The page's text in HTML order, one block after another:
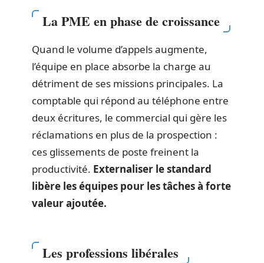
La PME en phase de croissance
Quand le volume d’appels augmente,
l’équipe en place absorbe la charge au
détriment de ses missions principales. La
comptable qui répond au téléphone entre
deux écritures, le commercial qui gère les
réclamations en plus de la prospection :
ces glissements de poste freinent la
productivité. Externaliser le standard
libère les équipes pour les tâches à forte
valeur ajoutée.
Les professions libérales